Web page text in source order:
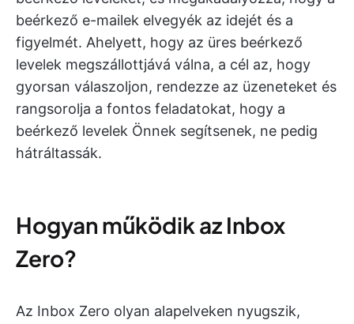
beérkező e-mailek elvegyék az idejét és a
figyelmét. Ahelyett, hogy az üres beérkező
levelek megszállottjává válna, a cél az, hogy
gyorsan válaszoljon, rendezze az üzeneteket és
rangsorolja a fontos feladatokat, hogy a
beérkező levelek Önnek segítsenek, ne pedig
hátráltassák.
Hogyan működik az Inbox
Zero?
Az Inbox Zero olyan alapelveken nyugszik,